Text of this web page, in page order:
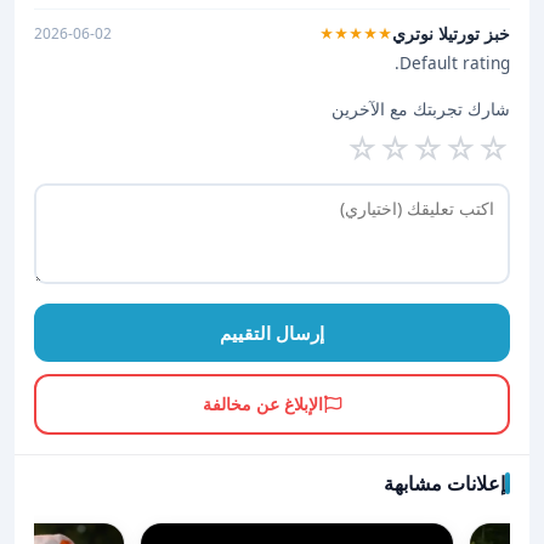
خبز تورتيلا نوتري★★★★★
2026-06-02
Default rating.
شارك تجربتك مع الآخرين
☆
☆
☆
☆
☆
إرسال التقييم
الإبلاغ عن مخالفة
إعلانات مشابهة